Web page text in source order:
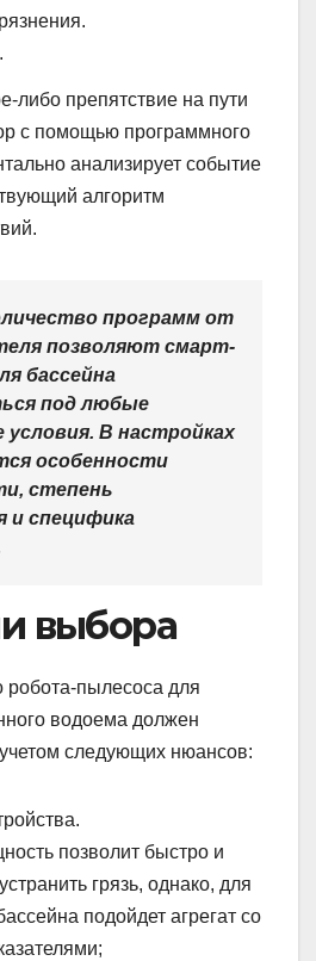
либо препятствие на пути
с помощью программного
анализирует событие
алгоритм
программ от
позволяют смарт-
бассейна
под любые
условия. В настройках
особенности
степень
и специфика
выбора
робота-пылесоса для
водоема должен
следующих нюансов:
позволит быстро и
грязь, однако, для
подойдет агрегат со